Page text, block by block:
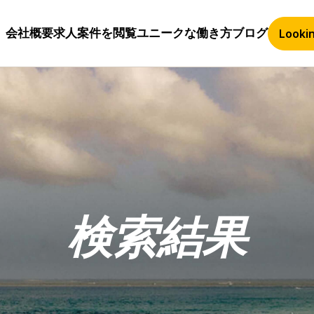
会社概要求人案件を閲覧ユニークな働き方ブログ
検索結果